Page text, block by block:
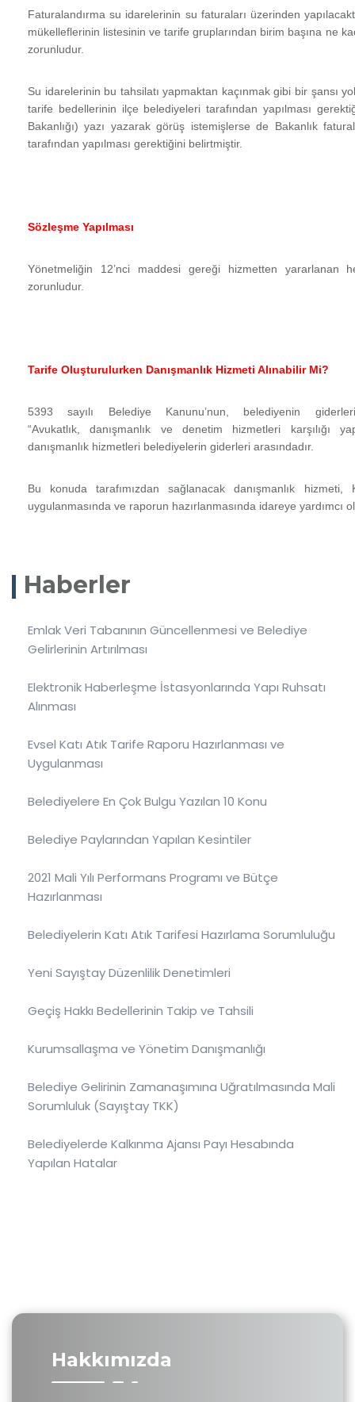
Faturalandırma su idarelerinin su faturaları üzerinden
mükelleflerinin listesinin ve tarife gruplarından birim başına ne
zorunludur.
Su idarelerinin bu tahsilatı yapmaktan kaçınmak gibi bir şansı
tarife bedellerinin ilçe belediyeleri tarafından yapılması
Bakanlığı) yazı yazarak görüş istemişlerse de Bakanlık
tarafından yapılması gerektiğini belirtmiştir.
Sözleşme Yapılması
Yönetmeliğin 12’nci maddesi gereği hizmetten yararlanan
zorunludur.
Tarife Oluşturulurken Danışmanlık Hizmeti Alınabilir Mi?
5393 sayılı Belediye Kanunu’nun, belediyenin
“Avukatlık,
danışmanlık
ve denetim hizmetleri karşılığı
danışmanlık hizmetleri belediyelerin giderleri arasındadır.
Bu konuda tarafımızdan sağlanacak danışmanlık hizmeti,
uygulanmasında ve raporun hazırlanmasında idareye yardımcı
Haberler
Emlak Veri Tabanının Güncellenmesi ve Belediye
Gelirlerinin Artırılması
Elektronik Haberleşme İstasyonlarında Yapı Ruhsatı
Alınması
Evsel Katı Atık Tarife Raporu Hazırlanması ve
Uygulanması
Belediyelere En Çok Bulgu Yazılan 10 Konu
Belediye Paylarından Yapılan Kesintiler
2021 Mali Yılı Performans Programı ve Bütçe
Hazırlanması
Belediyelerin Katı Atık Tarifesi Hazırlama Sorumluluğu
Yeni Sayıştay Düzenlilik Denetimleri
Geçiş Hakkı Bedellerinin Takip ve Tahsili
Kurumsallaşma ve Yönetim Danışmanlığı
Belediye Gelirinin Zamanaşımına Uğratılmasında Mali
Sorumluluk (Sayıştay TKK)
Belediyelerde Kalkınma Ajansı Payı Hesabında
Yapılan Hatalar
Hakkımızda